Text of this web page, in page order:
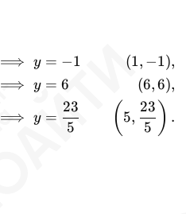
\begin{aligned} &x = 1:
⟹ y = −1
⟹
y = 6
⟹
y =
5
23
(1, −1),
(6,6),
( 5,
5
23 ) .